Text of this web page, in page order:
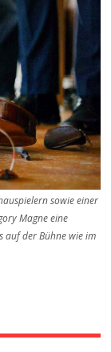
sowie einer
Magne eine
auf der Bühne wie im